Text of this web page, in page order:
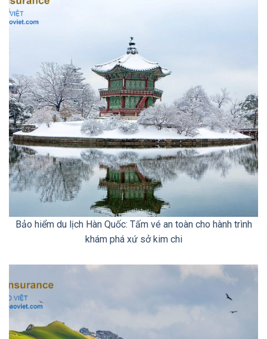
Bảo hiểm du lịch Hàn Quốc: Tấm vé an toàn cho hành trình
khám phá xứ sở kim chi